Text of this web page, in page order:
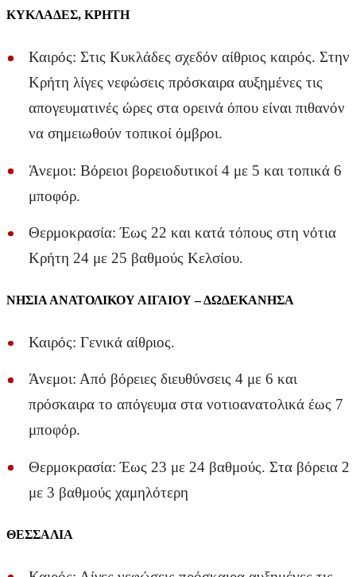
ΚΥΚΛΑΔΕΣ, ΚΡΗΤΗ
Καιρός: Στις Κυκλάδες σχεδόν αίθριος καιρός. Στην
Κρήτη λίγες νεφώσεις πρόσκαιρα αυξημένες τις
απογευματινές ώρες στα ορεινά όπου είναι πιθανόν
να σημειωθούν τοπικοί όμβροι.
Άνεμοι: Βόρειοι βορειοδυτικοί 4 με 5 και τοπικά 6
μποφόρ.
Θερμοκρασία: Έως 22 και κατά τόπους στη νότια
Κρήτη 24 με 25 βαθμούς Κελσίου.
ΝΗΣΙΑ ΑΝΑΤΟΛΙΚΟΥ ΑΙΓΑΙΟΥ – ΔΩΔΕΚΑΝΗΣΑ
Καιρός: Γενικά αίθριος.
Άνεμοι: Από βόρειες διευθύνσεις 4 με 6 και
πρόσκαιρα το απόγευμα στα νοτιοανατολικά έως 7
μποφόρ.
Θερμοκρασία: Έως 23 με 24 βαθμούς. Στα βόρεια 2
με 3 βαθμούς χαμηλότερη
ΘΕΣΣΑΛΙΑ